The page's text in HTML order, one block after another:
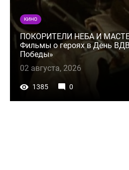
КИНО
ПОКОРИТЕЛИ НЕБА И
Фильмы о героях в День
Победы»
02 августа, 2026
1385 0